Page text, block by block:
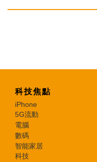
科技焦點
iPhone
5G流動
電腦
數碼
智能家居
科技